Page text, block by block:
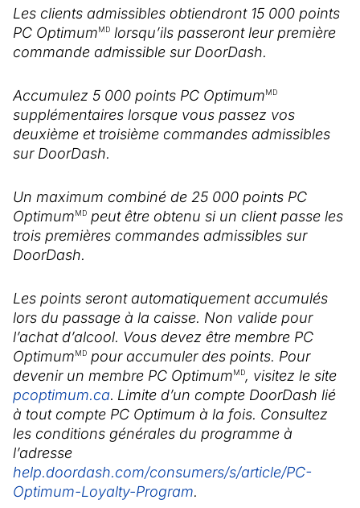
Les clients admissibles obtiendront 15 000 points
PC OptimumMD lorsqu’ils passeront leur première
commande admissible sur DoorDash.
Accumulez 5 000 points PC OptimumMD
supplémentaires lorsque vous passez vos
deuxième et troisième commandes admissibles
sur DoorDash.
Un maximum combiné de 25 000 points PC
OptimumMD peut être obtenu si un client passe les
trois premières commandes admissibles sur
DoorDash.
Les points seront automatiquement accumulés
lors du passage à la caisse. Non valide pour
l’achat d’alcool. Vous devez être membre PC
OptimumMD pour accumuler des points. Pour
devenir un membre PC OptimumMD, visitez le site
pcoptimum.ca(Il s'ouvre dans un nouvel onglet)
. Limite d’un compte DoorDash lié
à tout compte PC Optimum à la fois. Consultez
les conditions générales du programme à
l’adresse
help.doordash.com/consumers/s/article/PC-
Optimum-Loyalty-Program(Il s'ouvre dans un
.